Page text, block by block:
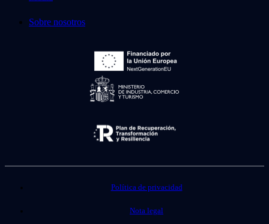
Sobre nosotros
Política de privacidad
Nota legal